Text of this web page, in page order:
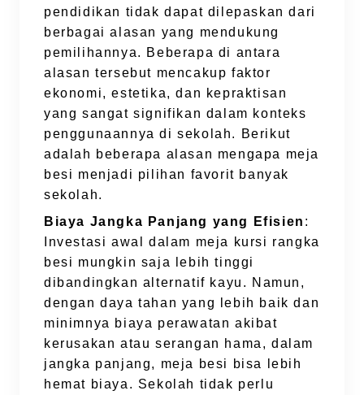
pendidikan tidak dapat dilepaskan dari
berbagai alasan yang mendukung
pemilihannya. Beberapa di antara
alasan tersebut mencakup faktor
ekonomi, estetika, dan kepraktisan
yang sangat signifikan dalam konteks
penggunaannya di sekolah. Berikut
adalah beberapa alasan mengapa meja
besi menjadi pilihan favorit banyak
sekolah.
Biaya Jangka Panjang yang Efisien :
Investasi awal dalam meja kursi rangka
besi mungkin saja lebih tinggi
dibandingkan alternatif kayu. Namun,
dengan daya tahan yang lebih baik dan
minimnya biaya perawatan akibat
kerusakan atau serangan hama, dalam
jangka panjang, meja besi bisa lebih
hemat biaya. Sekolah tidak perlu